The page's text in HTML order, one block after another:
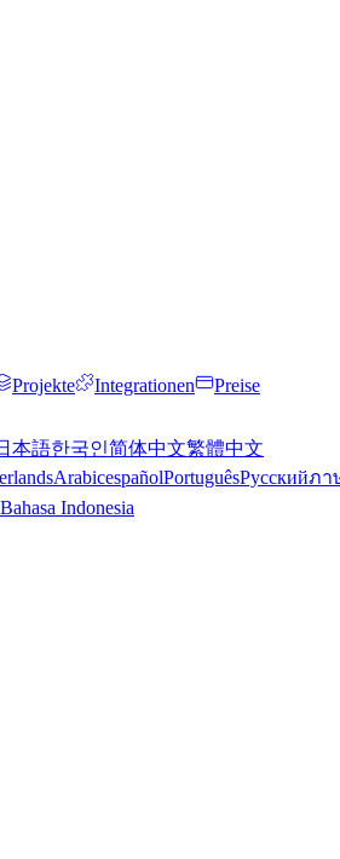
Projekte Integrationen Preise
本語한국인简体中文繁體中文
ArabicespañolPortuguêsРусскийภา
Bahasa Indonesia